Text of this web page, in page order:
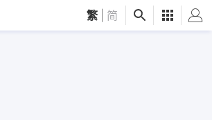
繁 简